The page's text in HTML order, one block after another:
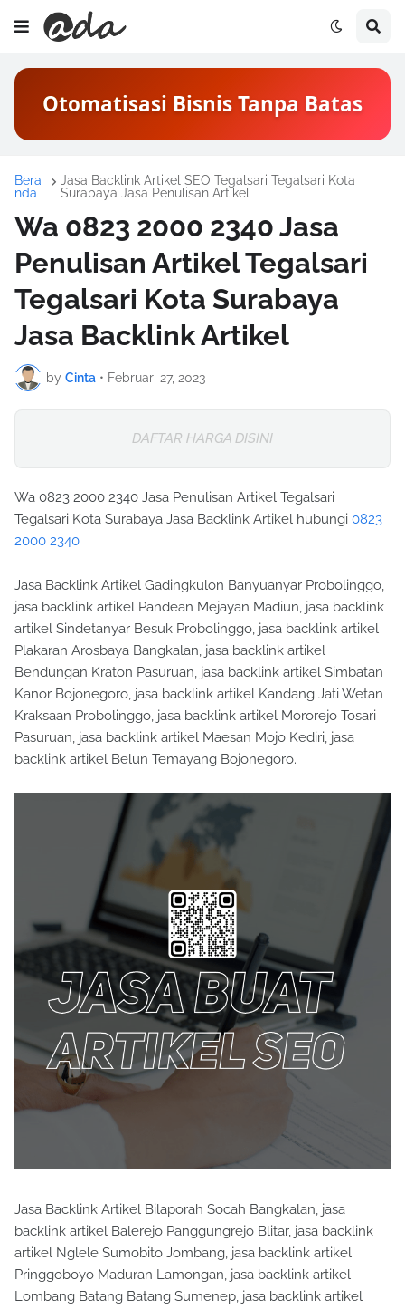
Otomatisasi Bisnis Tanpa Batas
Bera
nda
Jasa Backlink Artikel SEO Tegalsari Tegalsari Kota
Surabaya Jasa Penulisan Artikel
Wa 0823 2000 2340 Jasa
Penulisan Artikel Tegalsari
Tegalsari Kota Surabaya
Jasa Backlink Artikel
by Cinta • Februari 27, 2023
DAFTAR HARGA DISINI
Wa 0823 2000 2340 Jasa Penulisan Artikel Tegalsari
Tegalsari Kota Surabaya Jasa Backlink Artikel hubungi 0823
2000 2340
Jasa Backlink Artikel Gadingkulon Banyuanyar Probolinggo,
jasa backlink artikel Pandean Mejayan Madiun, jasa backlink
artikel Sindetanyar Besuk Probolinggo, jasa backlink artikel
Plakaran Arosbaya Bangkalan, jasa backlink artikel
Bendungan Kraton Pasuruan, jasa backlink artikel Simbatan
Kanor Bojonegoro, jasa backlink artikel Kandang Jati Wetan
Kraksaan Probolinggo, jasa backlink artikel Mororejo Tosari
Pasuruan, jasa backlink artikel Maesan Mojo Kediri, jasa
backlink artikel Belun Temayang Bojonegoro.
Jasa Backlink Artikel Bilaporah Socah Bangkalan, jasa
backlink artikel Balerejo Panggungrejo Blitar, jasa backlink
artikel Nglele Sumobito Jombang, jasa backlink artikel
Pringgoboyo Maduran Lamongan, jasa backlink artikel
Lombang Batang Batang Sumenep, jasa backlink artikel